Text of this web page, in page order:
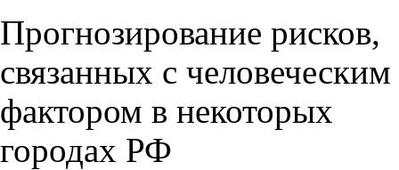
Прогнозирование рисков,
связанных с человеческим
фактором в некоторых
городах РФ